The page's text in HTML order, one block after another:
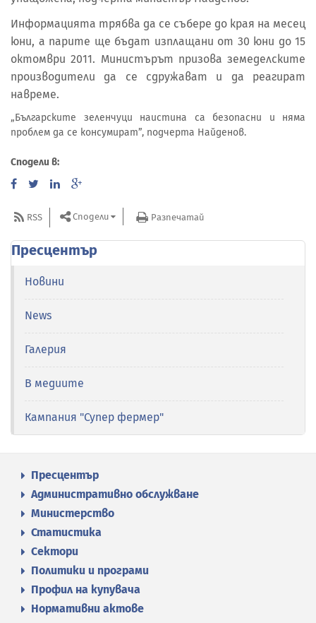
Информацията трябва да се събере до края на месец
юни, а парите ще бъдат изплащани от 30 юни до 15
октомври 2011. Министърът призова земеделските
производители да се сдружават и да реагират
навреме.
„Българските зеленчуци наистина са безопасни и няма
проблем да се консумират”, подчерта Найденов.
Сподели в:
RSS Сподели Разпечатай
Пресцентър
Новини
News
Галерия
В медиите
Кампания "Супер фермер"
Пресцентър
Административно обслужване
Министерство
Статистика
Сектори
Политики и програми
Профил на купувача
Нормативни актове